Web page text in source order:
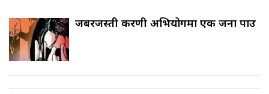
जबरजस्ती करणी अभियोगमा एक जना पक्राउ